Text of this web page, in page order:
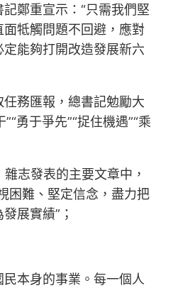
鄭重宣示：“只需我們堅
牴觸問題不回避，應對
能夠打開改造發展新六
務匯報，總書記勉勵大
勇于爭先”“捉住機遇”“乘
雜志發表的主要文章中，
困難、堅定信念，盡力把
展實績”；
本身的事業。每一個人